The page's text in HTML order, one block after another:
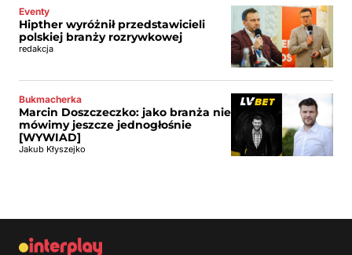
Eventy
Hipther wyróżnił przedstawicieli
polskiej branży rozrywkowej
redakcja
Bukmacherka
Marcin Doszczeczko: jako branża nie
mówimy jeszcze jednogłośnie
[WYWIAD]
Jakub Kłyszejko